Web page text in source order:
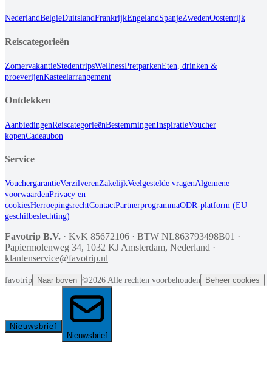
NederlandBelgieDuitslandFrankrijkEngelandSpanjeZwedenOostenrijk
Reiscategorieën
ZomervakantieStedentripsWellnessPretparkenEten, drinken &
proeverijenKasteelarrangement
Ontdekken
AanbiedingenReiscategorieënBestemmingenInspiratieVoucher
kopenCadeaubon
Service
VouchergarantieVerzilverenZakelijkVeelgestelde vragenAlgemene
voorwaardenPrivacy en
cookiesHerroepingsrechtContactPartnerprogrammaODR-platform (EU
geschilbeslechting)
Favotrip B.V. · KvK 85672106 · BTW NL863793498B01 ·
Papiermolenweg 34, 1032 KJ Amsterdam, Nederland ·
klantenservice@favotrip.nl
favotrip Naar boven ©2026 Alle rechten voorbehouden Beheer cookies
Nieuwsbrief
Nieuwsbrief